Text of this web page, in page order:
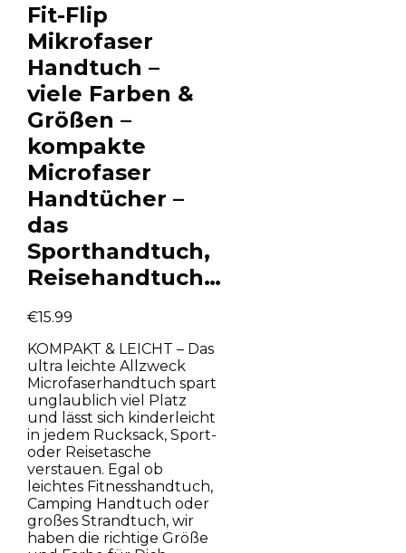
Fit-Flip
Mikrofaser
Handtuch –
viele Farben &
Größen –
kompakte
Microfaser
Handtücher –
das
Sporthandtuch,
Reisehandtuch…
€15.99
KOMPAKT & LEICHT – Das
ultra leichte Allzweck
Microfaserhandtuch spart
unglaublich viel Platz
und lässt sich kinderleicht
in jedem Rucksack, Sport-
oder Reisetasche
verstauen. Egal ob
leichtes Fitnesshandtuch,
Camping Handtuch oder
großes Strandtuch, wir
haben die richtige Größe